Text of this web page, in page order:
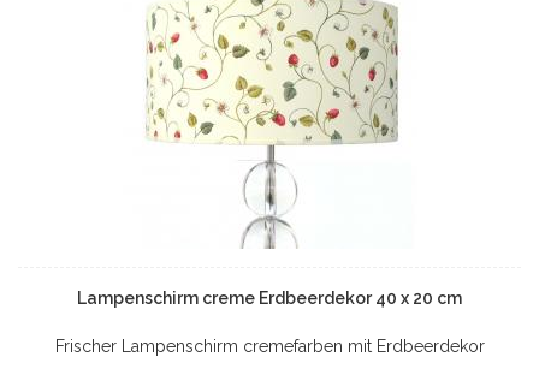
Lampenschirm creme Erdbeerdekor 40 x 20 cm
Frischer Lampenschirm cremefarben mit Erdbeerdekor